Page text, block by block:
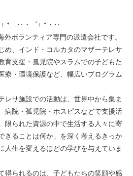
・゜+.*・‥
外ボランティア専門の派遣会社です。
め、インド・コルカタのマザーテレサ
育支援・孤児院やスラムでの子どもた
療・環境保護など、幅広いプログラム
レサ施設での活動は、世界中から集ま
病院・孤児院・ホスピスなどで支援活
限られた資源の中で生活する人々に寄
きることは何か」を深く考えるきっか
人生を変えるほどの学びを与えていま
得られるのは、子どもたちの笑顔や感